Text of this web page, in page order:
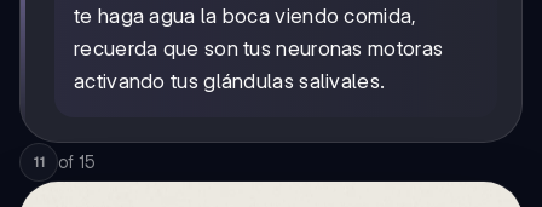
te haga agua la boca viendo comida,
recuerda que son tus neuronas motoras
activando tus glándulas salivales.
11 of 15